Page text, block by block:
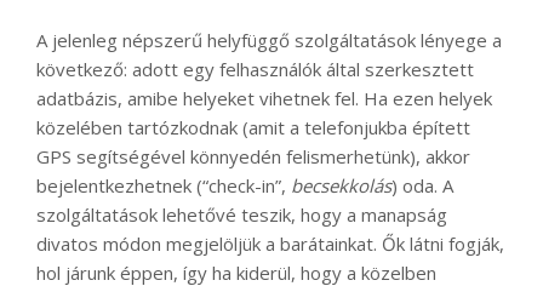
A jelenleg népszerű helyfüggő szolgáltatások lényege a
következő: adott egy felhasználók által szerkesztett
adatbázis, amibe helyeket vihetnek fel. Ha ezen helyek
közelében tartózkodnak (amit a telefonjukba épített
GPS segítségével könnyedén felismerhetünk), akkor
bejelentkezhetnek (“check-in”, becsekkolás) oda. A
szolgáltatások lehetővé teszik, hogy a manapság
divatos módon megjelöljük a barátainkat. Ők látni fogják,
hol járunk éppen, így ha kiderül, hogy a közelben